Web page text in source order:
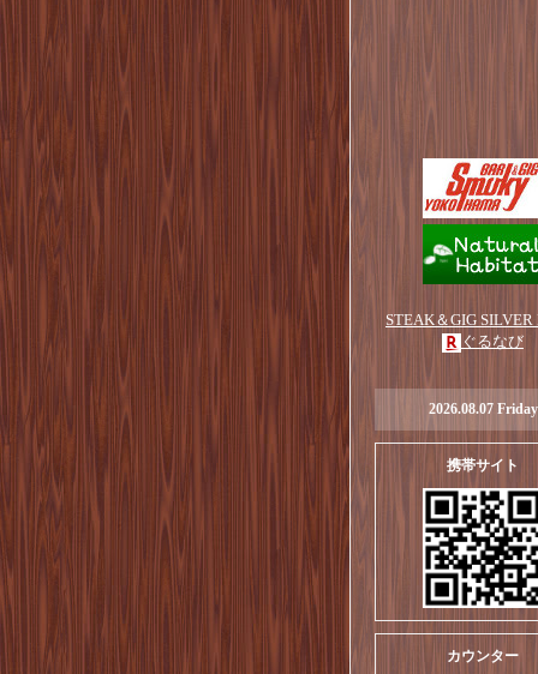
STEAK＆GIG
ぐるなび
2026.08.07 Friday
携帯サイト
カウンター